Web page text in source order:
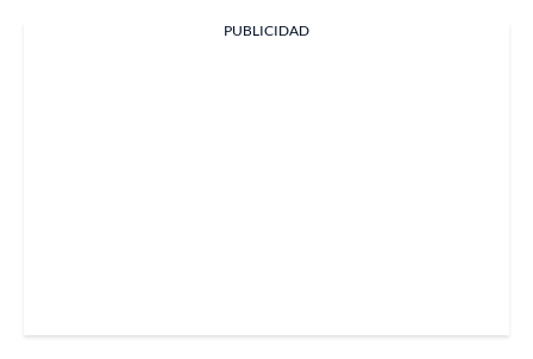
PUBLICIDAD